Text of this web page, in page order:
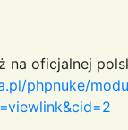
na oficjalnej
phpnuke/